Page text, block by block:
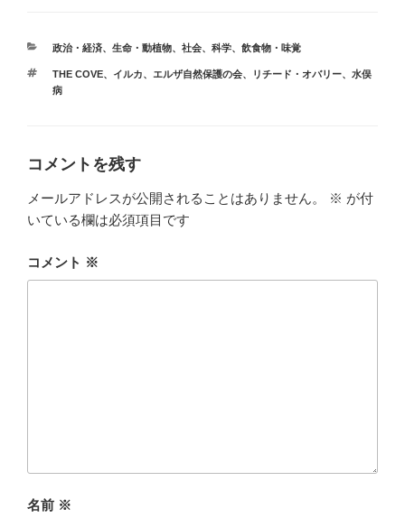
カ
ゴ
リ
政治・経済、 生命・動植物、 社会、 科学、 飲食物・味覚
タ
グ
THE COVE、 イルカ、 エルザ自然保護の会、 リチード・オバリー、 水俣
病
コメントを残す
メールアドレスが公開されることはありません。 ※ が付
いている欄は必須項目です
コメント ※
名前 ※